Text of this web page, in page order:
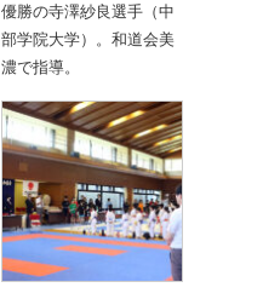
優勝の寺澤紗良選手（中
部学院大学）。和道会美
濃で指導。